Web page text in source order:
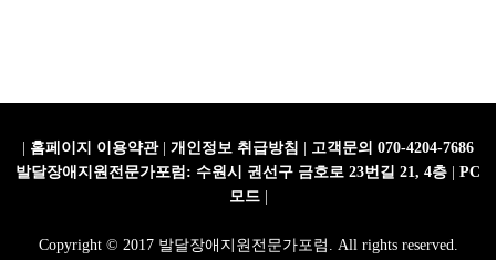
홈페이지 이용약관| 개인정보 취급방침
고객문의 070-4204-7686
발달장애지원전문가포럼: 수원시 권선구 금호로 23번길 21, 4층
PC
모드|
Copyright © 2017 발달장애지원전문가포럼. All rights reserved.